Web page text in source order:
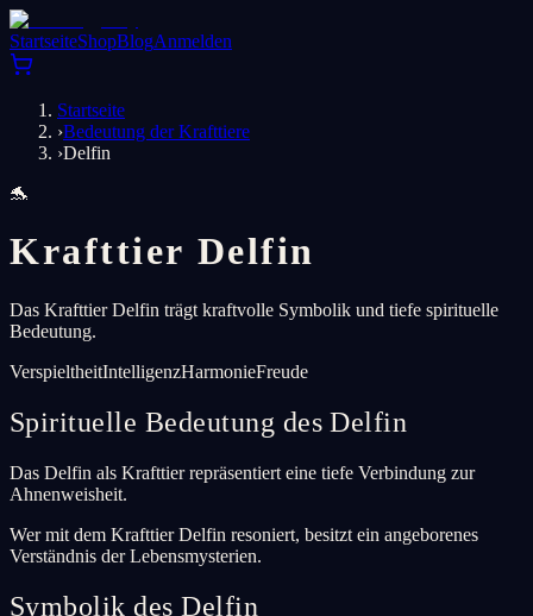
StartseiteShopBlogAnmelden
Startseite
›Bedeutung der Krafttiere
›Delfin
🐬
Krafttier Delfin
Das Krafttier Delfin trägt kraftvolle Symbolik und tiefe spirituelle
Bedeutung.
VerspieltheitIntelligenzHarmonieFreude
Spirituelle Bedeutung des Delfin
Das Delfin als Krafttier repräsentiert eine tiefe Verbindung zur
Ahnenweisheit.
Wer mit dem Krafttier Delfin resoniert, besitzt ein angeborenes
Verständnis der Lebensmysterien.
Symbolik des Delfin